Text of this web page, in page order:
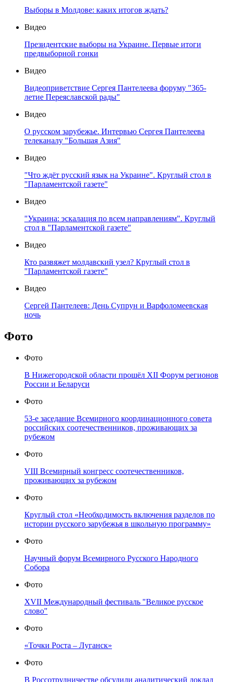
Выборы в Молдове: каких итогов ждать?
Видео
Президентские выборы на Украине. Первые итоги
предвыборной гонки
Видео
Видеоприветствие Сергея Пантелеева форуму "365-
летие Переяславской рады"
Видео
О русском зарубежье. Интервью Сергея Пантелеева
телеканалу "Большая Азия"
Видео
"Что ждёт русский язык на Украине". Круглый стол в
"Парламентской газете"
Видео
"Украина: эскалация по всем направлениям". Круглый
стол в "Парламентской газете"
Видео
Кто развяжет молдавский узел? Круглый стол в
"Парламентской газете"
Видео
Сергей Пантелеев: День Супрун и Варфоломеевская
ночь
Фото
Фото
В Нижегородской области прошёл XII Форум регионов
России и Беларуси
Фото
53-е заседание Всемирного координационного совета
российских соотечественников, проживающих за
рубежом
Фото
VIII Всемирный конгресс соотечественников,
проживающих за рубежом
Фото
Круглый стол «Необходимость включения разделов по
истории русского зарубежья в школьную программу»
Фото
Научный форум Всемирного Русского Народного
Собора
Фото
XVII Международный фестиваль "Великое русское
слово"
Фото
«Точки Роста – Луганск»
Фото
В Россотрудничестве обсудили аналитический доклад